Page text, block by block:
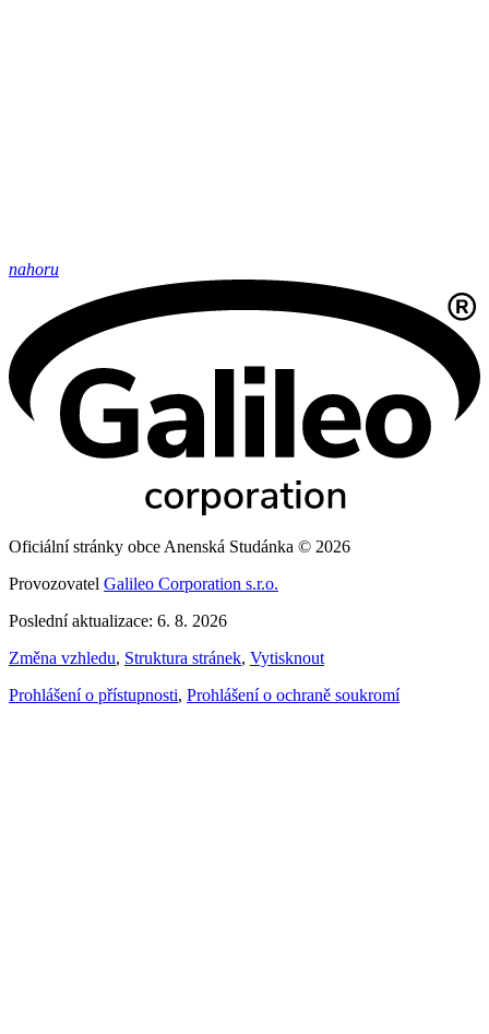
nahoru
Oficiální stránky obce Anenská Studánka © 2026
Provozovatel Galileo Corporation s.r.o.
Poslední aktualizace: 6. 8. 2026
Změna vzhledu, Struktura stránek, Vytisknout
Prohlášení o přístupnosti, Prohlášení o ochraně soukromí